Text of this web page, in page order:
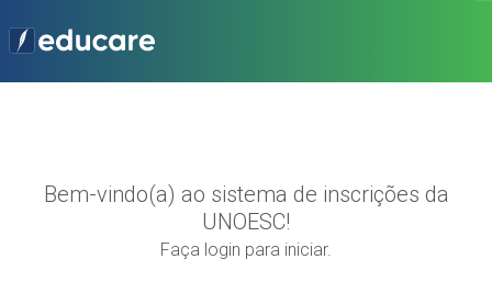
Bem-vindo(a) ao sistema de inscrições da
UNOESC!
Faça login para iniciar.